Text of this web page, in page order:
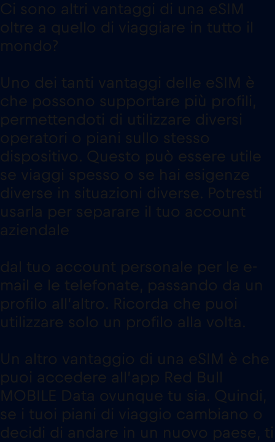
Ci sono altri vantaggi di una eSIM
oltre a quello di viaggiare in tutto il
mondo?
Uno dei tanti vantaggi delle eSIM è
che possono supportare più profili,
permettendoti di utilizzare diversi
operatori o piani sullo stesso
dispositivo. Questo può essere utile
se viaggi spesso o se hai esigenze
diverse in situazioni diverse. Potresti
usarla per separare il tuo account
aziendale
dal tuo account personale per le e-
mail e le telefonate, passando da un
profilo all’altro. Ricorda che puoi
utilizzare solo un profilo alla volta.
Un altro vantaggio di una eSIM è che
puoi accedere all’app Red Bull
MOBILE Data ovunque tu sia. Quindi,
se i tuoi piani di viaggio cambiano o
decidi di andare in un nuovo paese, ti